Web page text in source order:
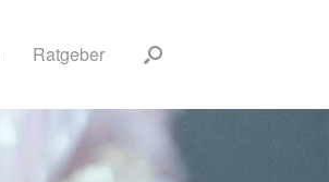
Ratgeber